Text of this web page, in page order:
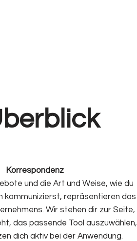
Korrespondenz
und die Art und Weise, wie du
kommunizierst, repräsentieren das
Wir stehen dir zur Seite,
das passende Tool auszuwählen,
dich aktiv bei der Anwendung.